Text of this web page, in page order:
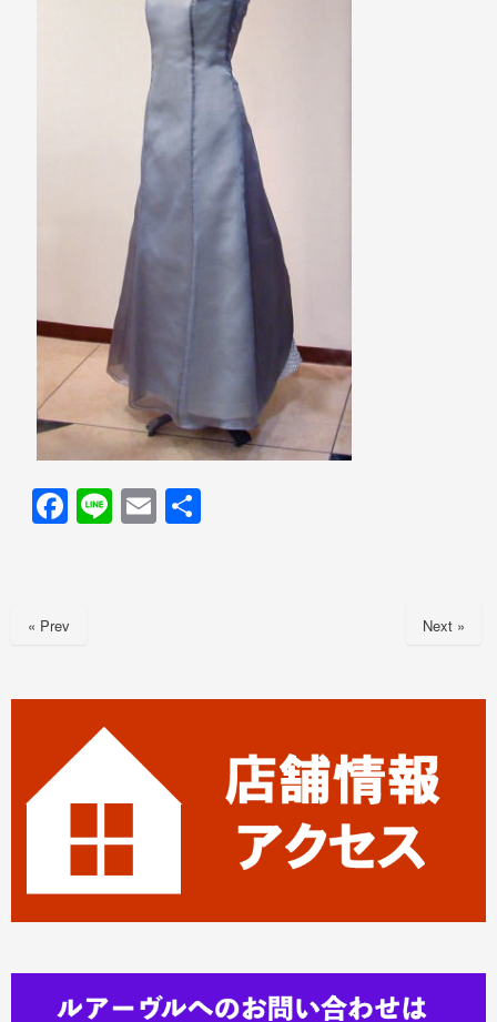
F
a
e
k
Li
n
E
m
« Prev Next »